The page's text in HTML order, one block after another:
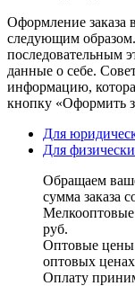
Оформление заказа
следующим
последовательным
данные о себе.
информацию,
кнопку «Оформить
Для
Для
Обращаем
сумма заказа
руб.
Оптовые цены
оптовых
Оплату